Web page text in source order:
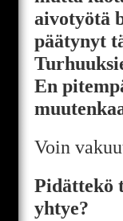
aivotyötä
päätynyt
En
Voin
Pidättekö
yhtye?